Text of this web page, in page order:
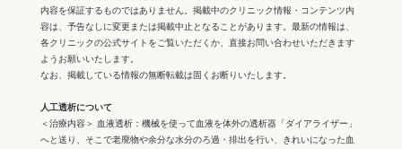
内容を保証するものではありません。掲載中のクリニック情報・コンテンツ内
容は、予告なしに変更または掲載中止となることがあります。最新の情報は、
各クリニックの公式サイトをご覧いただくか、直接お問い合わせいただきます
ようお願いいたします。
なお、掲載している情報の無断転載は固くお断りいたします。
人工透析について
＜治療内容＞ 血液透析：機械を使って血液を体外の透析器「ダイアライザー」
へと送り、そこで老廃物や余分な水分のろ過・排出を行い、きれいになった血